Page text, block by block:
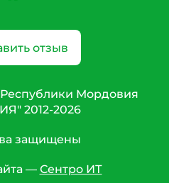
отзыв
Мордовия
2012-2026
защищены
— Сентро ИТ